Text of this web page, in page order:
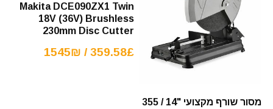
מסור שורף מקצועי "14 / 355
Makita DCE090ZX1 Twin
18V (36V) Brushless
230mm Disc Cutter
359.58£ / 1545₪